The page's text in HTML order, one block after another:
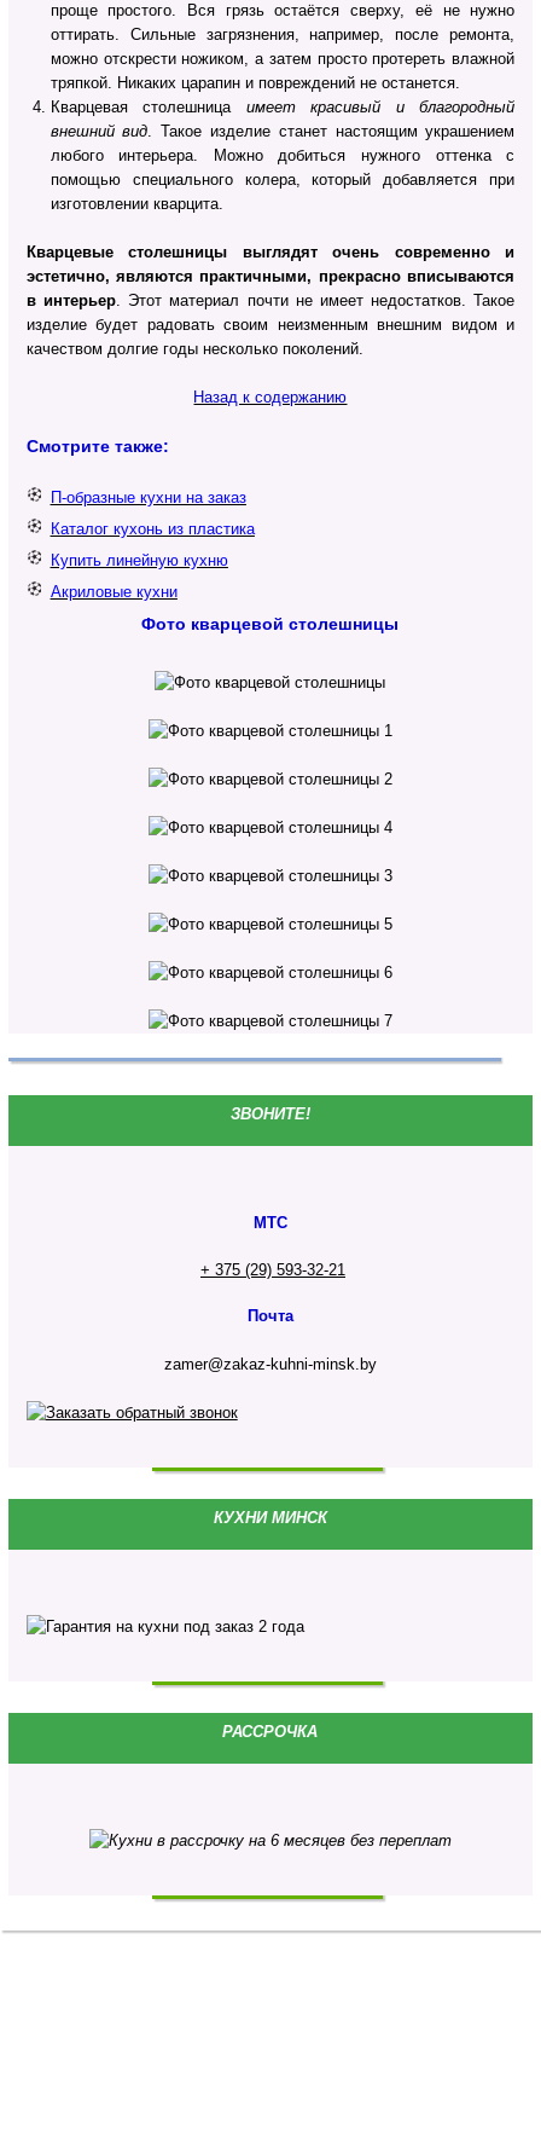
проще простого. Вся грязь остаётся сверху, её не нужно
оттирать. Сильные загрязнения, например, после ремонта,
можно отскрести ножиком, а затем просто протереть влажной
тряпкой. Никаких царапин и повреждений не останется.
Кварцевая столешница имеет красивый и благородный
внешний вид. Такое изделие станет настоящим украшением
любого интерьера. Можно добиться нужного оттенка с
помощью специального колера, который добавляется при
изготовлении кварцита.
Кварцевые столешницы выглядят очень современно и
эстетично, являются практичными, прекрасно вписываются
в интерьер. Этот материал почти не имеет недостатков. Такое
изделие будет радовать своим неизменным внешним видом и
качеством долгие годы несколько поколений.
Назад к содержанию
Смотрите также:
П-образные кухни на заказ
Каталог кухонь из пластика
Купить линейную кухню
Акриловые кухни
Фото кварцевой столешницы
ЗВОНИТЕ!
МТС
+ 375 (29) 593-32-21
Почта
zamer@zakaz-kuhni-minsk.by
КУХНИ МИНСК
РАССРОЧКА